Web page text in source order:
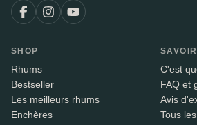
SHOP
Rhums
Bestseller
Les meilleurs rhums
Enchères
SAVOIR
C'est
FAQ et
Avis
Tous